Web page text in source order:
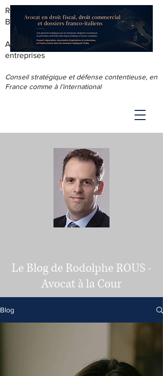
RODOLPHE ROUS - AVOCAT AU
BARREAU DE LYON
Accompagnement juridique & fiscal des
entreprises
Conseil stratégique et défense contentieuse, en
France comme à l’international
Le Blog de Rodolphe ROUS -
Avocat à la Cour
Blog